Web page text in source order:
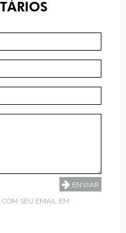
COM SEU EMAIL EM